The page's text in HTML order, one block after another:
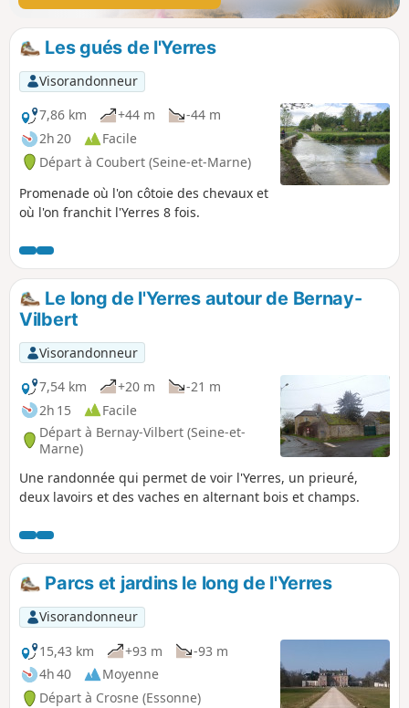
Les gués de l'Yerres
Visorandonneur
7,86 km
+44 m
-44 m
2h 20
Facile
Départ à Coubert (Seine-et-Marne)
Promenade où l'on côtoie des chevaux et
où l'on franchit l'Yerres 8 fois.
Le long de l'Yerres autour de Bernay-
Vilbert
Visorandonneur
7,54 km
+20 m
-21 m
2h 15
Facile
Départ à Bernay-Vilbert (Seine-et-
Marne)
Une randonnée qui permet de voir l'Yerres, un prieuré,
deux lavoirs et des vaches en alternant bois et champs.
Parcs et jardins le long de l'Yerres
Visorandonneur
15,43 km
+93 m
-93 m
4h 40
Moyenne
Départ à Crosne (Essonne)